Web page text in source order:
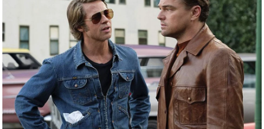
रा
ज
नी
ति
वि
श्ले
ष